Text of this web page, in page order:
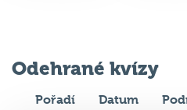
Odehrané kvízy
Pořadí Datum